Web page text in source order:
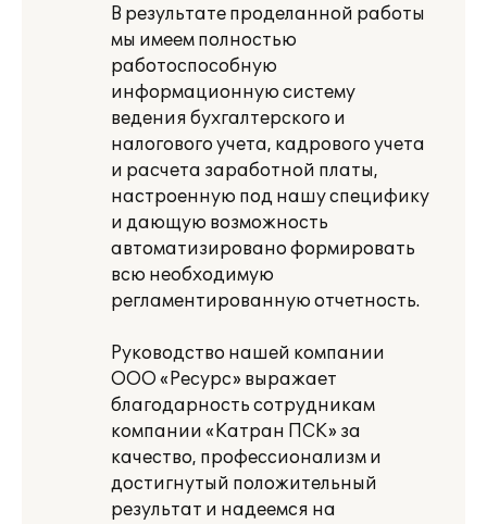
В результате проделанной работы
мы имеем полностью
работоспособную
информационную систему
ведения бухгалтерского и
налогового учета, кадрового учета
и расчета заработной платы,
настроенную под нашу специфику
и дающую возможность
автоматизировано формировать
всю необходимую
регламентированную отчетность.
Руководство нашей компании
ООО «Ресурс» выражает
благодарность сотрудникам
компании «Катран ПСК» за
качество, профессионализм и
достигнутый положительный
результат и надеемся на